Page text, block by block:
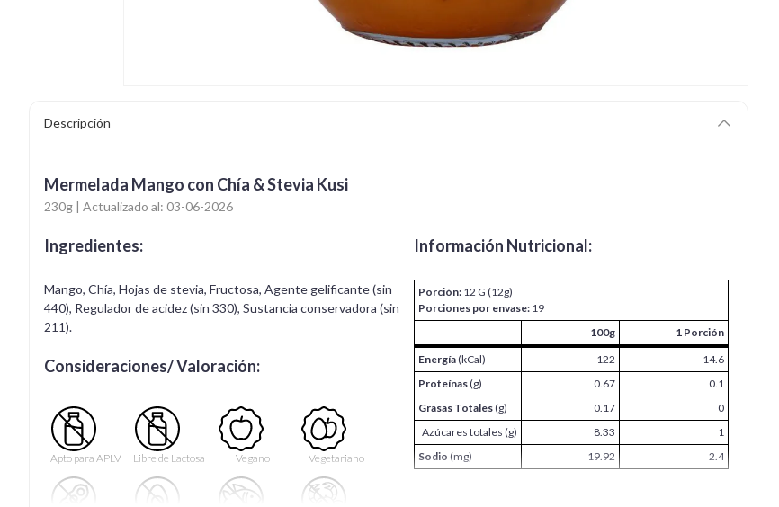
Descripción
Mermelada Mango con Chía & Stevia Kusi
230g | Actualizado al: 03-06-2026
Ingredientes:
Mango, Chía, Hojas de stevia, Fructosa, Agente gelificante (sin
440), Regulador de acidez (sin 330), Sustancia conservadora (sin
211).
Consideraciones/ Valoración:
Apto para APLV Libre de Lactosa Vegano Vegetariano
Información Nutricional:
Porción: 12 G (12g)
Porciones por envase: 19
100g
1 Porción
Energía(kCal) 122
14.6
Proteínas(g) 0.67
0.1
Grasas Totales(g) 0.17
0
Azúcares totales (g)
8.33
1
Sodio (mg) 19.92 2.4